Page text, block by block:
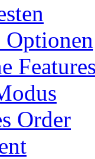
Optionen
Order